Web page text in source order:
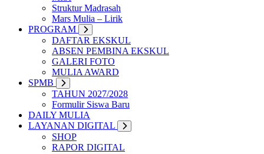
Struktur Madrasah
Mars Mulia – Lirik
PROGRAM
DAFTAR EKSKUL
ABSEN PEMBINA EKSKUL
GALERI FOTO
MULIA AWARD
SPMB
TAHUN 2027/2028
Formulir Siswa Baru
DAILY MULIA
LAYANAN DIGITAL
SHOP
RAPOR DIGITAL